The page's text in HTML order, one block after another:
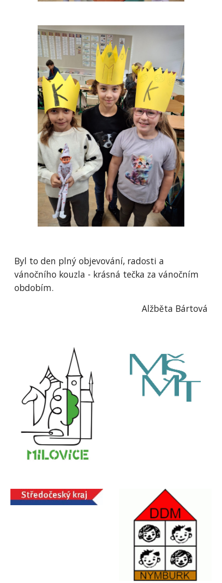
Byl to den plný objevování, radosti a
vánočního kouzla - krásná tečka za vánočním
obdobím.
Alžběta Bártová